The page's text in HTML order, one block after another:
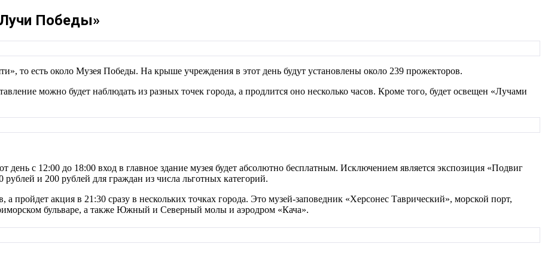
Победы»
то есть около Музея Победы. На крыше учреждения в этот день будут установлены около 239 прожекторов.
можно будет наблюдать из разных точек города, а продлится оно несколько часов. Кроме того, будет освещен «Лучами
день с 12:00 до 18:00 вход в главное здание музея будет абсолютно бесплатным. Исключением является экспозиция «Подвиг
и 200 рублей для граждан из числа льготных категорий.
а пройдет акция в 21:30 сразу в нескольких точках города. Это музей-заповедник «Херсонес Таврический», морской порт,
бульваре, а также Южный и Северный молы и аэродром «Кача».